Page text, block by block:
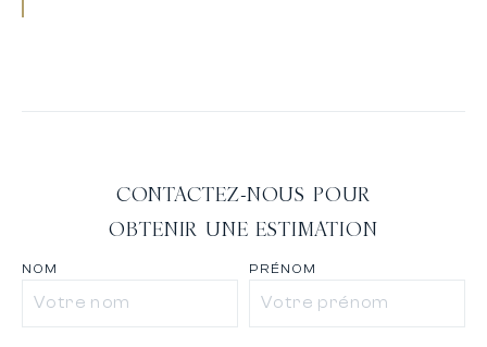
CONTACTEZ-NOUS POUR
OBTENIR UNE ESTIMATION
NOM PRÉNOM